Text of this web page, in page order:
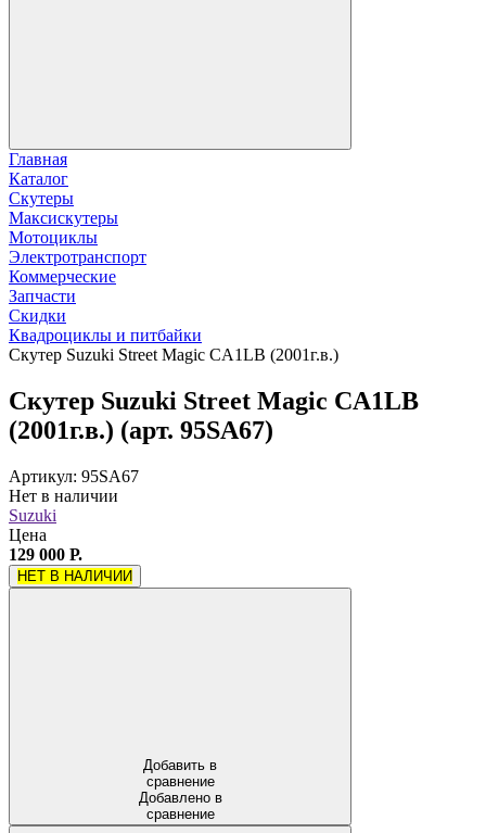
Главная
Каталог
Скутеры
Максискутеры
Мотоциклы
Электротранспорт
Коммерческие
Запчасти
Скидки
Квадроциклы и питбайки
Скутер Suzuki Street Magic CA1LB (2001г.в.)
Скутер Suzuki Street Magic CA1LB
(2001г.в.) (арт. 95SA67)
Артикул: 95SA67
Нет в наличии
Suzuki
Цена
129 000 Р.
НЕТ В НАЛИЧИИ
Добавить в
сравнение
Добавлено в
сравнение